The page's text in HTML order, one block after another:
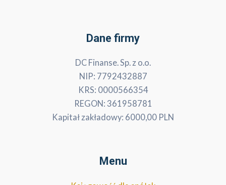
Dane firmy
DC Finanse. Sp. z o.o.
NIP: 7792432887
KRS: 0000566354
REGON: 361958781
Kapitał zakładowy: 6000,00 PLN
Menu